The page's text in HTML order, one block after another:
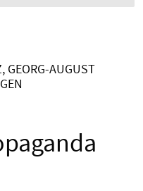
GEORG-AUGUST